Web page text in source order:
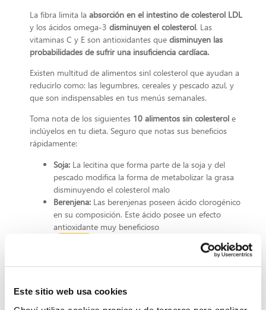
Este sitio web usa cookies
La fibra limita la absorción en el intestino de colesterol LDL
y los ácidos omega-3 disminuyen el colesterol. Las
vitaminas C y E son antioxidantes que disminuyen las
probabilidades de sufrir una insuficiencia cardíaca.
Existen multitud de alimentos sinl colesterol que ayudan a
reducirlo como: las legumbres, cereales y pescado azul, y
que son indispensables en tus menús semanales.
Toma nota de los siguientes 10 alimentos sin colesterol e
inclúyelos en tu dieta. Seguro que notas sus beneficios
rápidamente:
Soja: La lecitina que forma parte de la soja y del
pescado modifica la forma de metabolizar la grasa
disminuyendo el colesterol malo
Berenjena: Las berenjenas poseen ácido clorogénico
en su composición. Este ácido posee un efecto
antioxidante muy beneficioso
El tomate cocinado libera licopeno
permitiendo su absorción por el organismo y
aumentando su actuación frente al colesterol
grasas. Sin embargo, está compuesto por colesterol
HDL logrando que se equilibren el colesterol bueno y